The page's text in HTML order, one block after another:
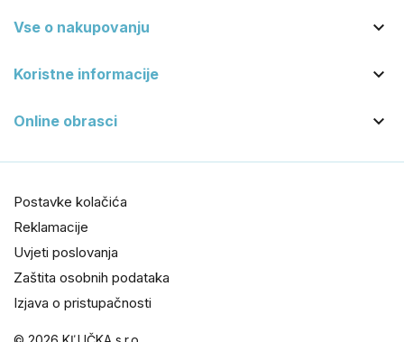
Vse o nakupovanju 
Koristne informacije 
Online obrasci 
Postavke kolačića
Reklamacije
Uvjeti poslovanja
Zaštita osobnih podataka
Izjava o pristupačnosti